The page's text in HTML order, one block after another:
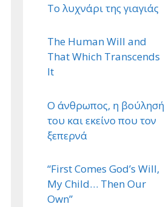
Το λυχνάρι της γιαγιάς
The Human Will and
That Which Transcends
It
Ο άνθρωπος, η βούλησή
του και εκείνο που τον
ξεπερνά
“First Comes God’s Will,
My Child… Then Our
Own”